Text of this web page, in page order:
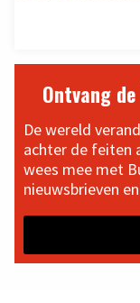
Ontvang
De wereld
achter de feiten
wees mee met
nieuwsbrieven